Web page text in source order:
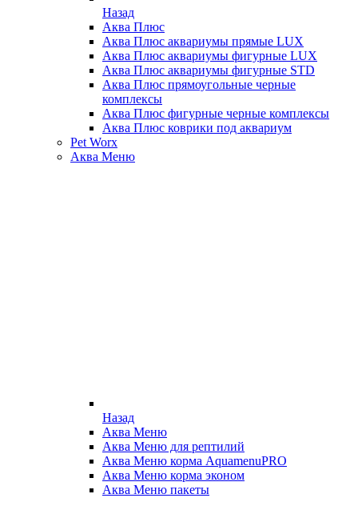
Назад
Аква Плюс
Аква Плюс аквариумы прямые LUX
Аква Плюс аквариумы фигурные LUX
Аква Плюс аквариумы фигурные STD
Аква Плюс прямоугольные черные
комплексы
Аква Плюс фигурные черные комплексы
Аква Плюс коврики под аквариум
Pet Worx
Аква Меню
Назад
Аква Меню
Аква Меню для рептилий
Аква Меню корма AquamenuPRO
Аква Меню корма эконом
Аква Меню пакеты